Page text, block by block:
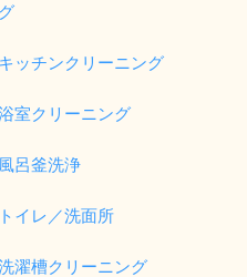
ッチンクリーニング
室クリーニング
呂釜洗浄
イレ／洗面所
濯槽クリーニング